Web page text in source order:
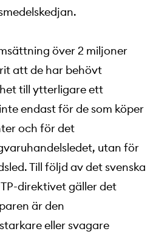
över 2 miljoner
att de har behövt
till ytterligare ett
endast för de som köper
och för det
utan för
Till följd av det svenska
direktivet gäller det
är den
eller svagare